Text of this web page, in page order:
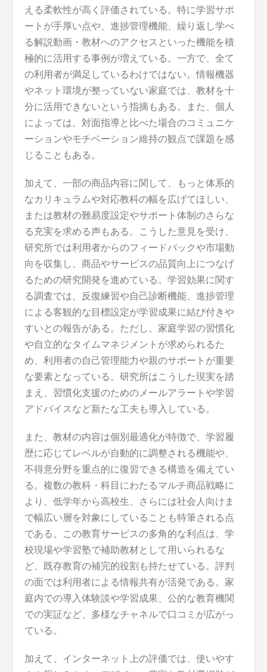
える柔軟性が高く評価されている。特に学習サポ
ートが手厚い点や、進捗管理機能、繰り返し学べ
る解説動画・教材へのアクセスといった機能を積
極的に活用する事例が増えている。一方で、全て
の利用者が満足しているわけではない。情報機器
やネット環境が整っていない家庭では、教材を十
分に活用できないという指摘もある。また、個人
によっては、対面指導と比べた場合のコミュニケ
ーションやモチベーション維持の観点で課題を感
じることもある。
加えて、一部の商品内容に関して、もっと体系的
なカリキュラムや対応教科の幅を広げてほしい、
または教材の難易度設定やサポート体制のさらな
る充実を求める声もある。こうした意見を受け、
研究所では利用者からのフィードバックや市場動
向を収集し、商品やサービスの品質向上につなげ
るための研究開発を進めている。学習効果に関す
る調査では、反復練習や自己診断機能、進捗管理
による客観的な目標設定が学習成果に結び付きや
すいとの報告がある。ただし、家庭学習の習慣化
や自立的なタイムマネジメントが求められるた
め、利用者の自己管理能力や親のサポートが重要
な要素となっている。研究所はこうした現実を踏
まえ、習慣化支援のためのメールアラートや学習
アドバイスなど新たな工夫も導入している。
また、教材の内容は個別最適化が特徴で、学習履
歴に応じてレベルが自動的に調整される機能や、
不得意分野を重点的に復習できる構造を備えてい
る。複数の教科・科目にわたるマルチ商品戦略に
より、低学年から高校生、さらには社会人向けま
で幅広い層を対象にしていることも特筆される点
である。この教育サービスの多角的な利点は、学
校現場や学習塾で補助教材として用いられるな
ど、既存教育の補完的役割も持たせている。評判
の面では利用者による情報共有が活発である。家
庭内での導入体験談や学習成果、公的な教育機関
での実証など、多様なチャネルで口コミが広がっ
ている。
加えて、インターネット上の評価では、使いやす